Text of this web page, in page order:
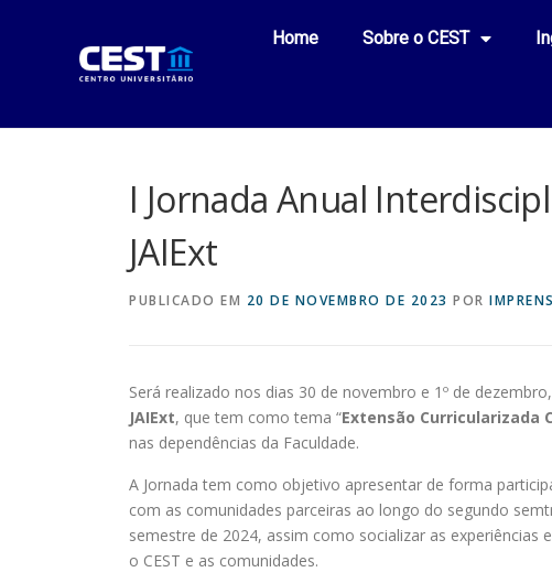
Home Sobre o CEST
I Jornada Anual
JAIExt
PUBLICADO EM 20 DE NOVEMBRO DE 2023 POR
Será realizado nos dias 30 de novembro e 1º de
JAIExt, que tem como tema “Extensão Curricularizada
nas dependências da Faculdade.
A Jornada tem como objetivo apresentar de forma
com as comunidades parceiras ao longo do segundo
semestre de 2024, assim como socializar as
o CEST e as comunidades.